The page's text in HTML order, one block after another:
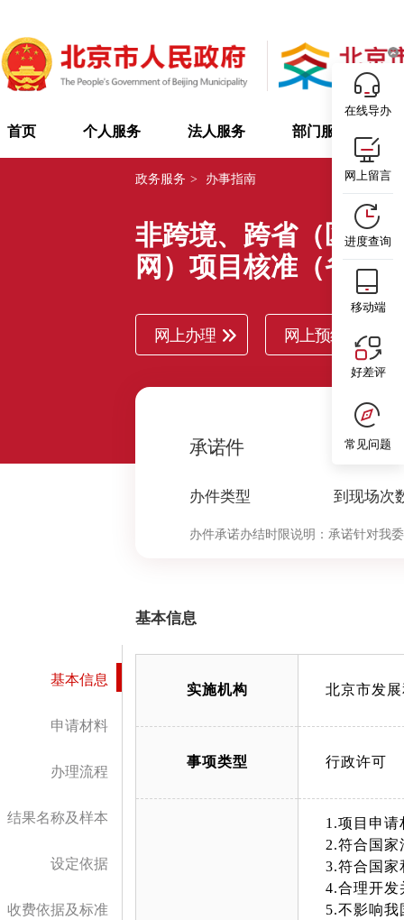
首页 个人服务 法人服务 部门服务
政务服务 > 办事指南
非跨境、跨省（区、
网）项目核准（省级
网上办理 网上预约
承诺件
办件类型
0
到现场次
办件承诺办结时限说明： 承诺针对我
基本信息
申请材料
办理流程
结果名称及样本
设定依据
收费依据及标准
基本信息
实施机构 北京市发
事项类型 行政许可
1.项目申
2.符合国
3.符合国家
4.合理开发
5.不影响
在线导办
网上留言
进度查询
移动端
好差评
常见问题